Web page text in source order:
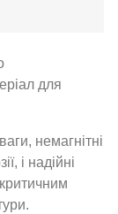
для
немагнітні
і надійні